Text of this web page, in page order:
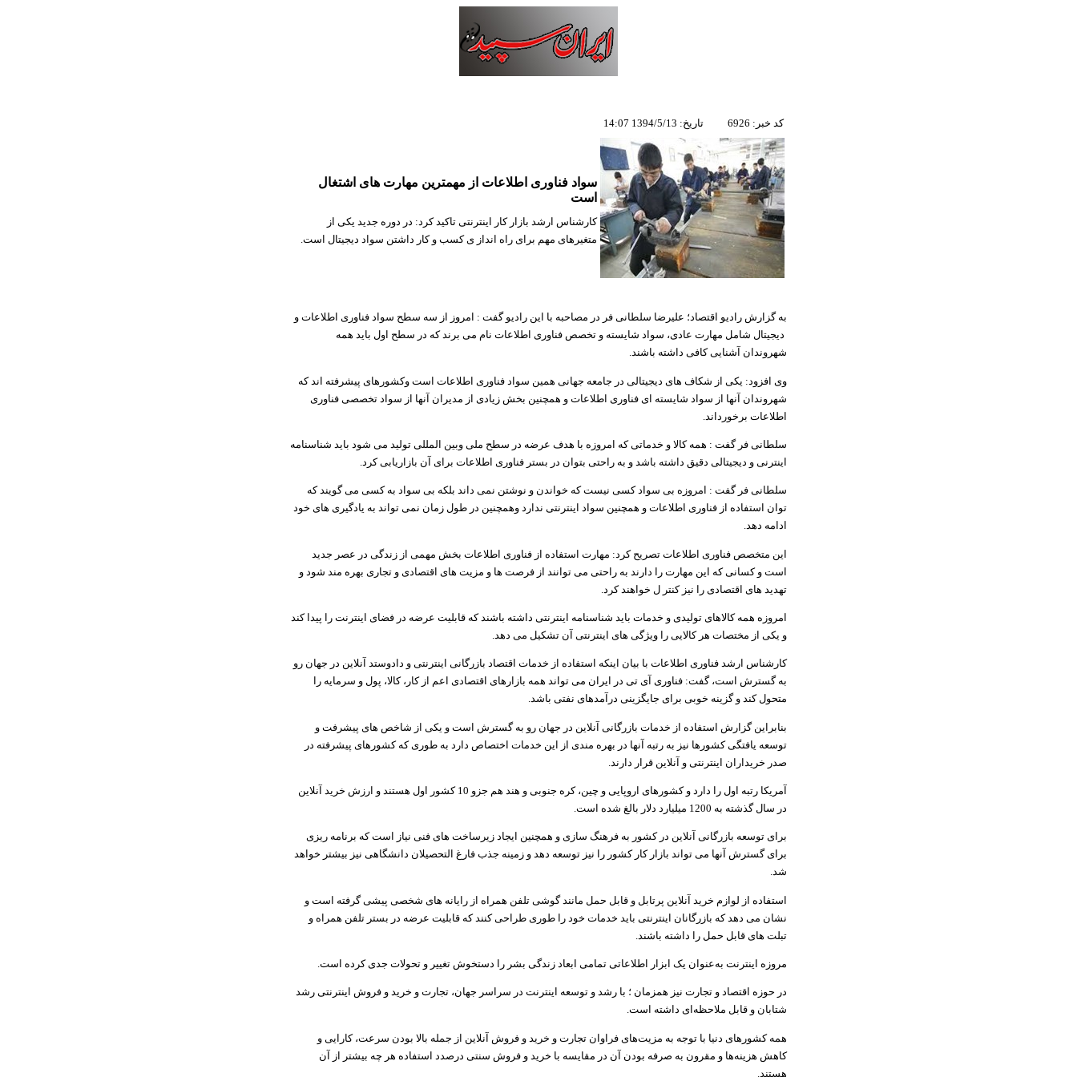
کد خبر: 6926 تاریخ: 1394/5/13 14:07
سواد فناوری اطلاعات از مهمترین مهارت های اشتغال
است
کارشناس ارشد بازار کار اینترنتی تاکید کرد: در دوره جدید یکی از
متغیرهای مهم برای راه انداز ی کسب و کار داشتن سواد دیجیتال است.
به گزارش رادیو اقتصاد؛ علیرضا سلطانی فر در مصاحبه با این رادیو گفت : ‌امروز از سه سطح سواد فناوری اطلاعات و
دیجیتال شامل مهارت عادی‌، سواد شایسته و تخصص فناوری اطلاعات نام می برند که در سطح اول باید همه
شهروندان آشنایی کافی داشته باشند.
وی افزود: یکی از شکاف های دیجیتالی در جامعه جهانی همین سواد فناوری اطلاعات است وکشورهای پیشرفته اند که
شهروندان آنها از سواد شایسته ای فناوری اطلاعات و همچنین بخش زیادی از مدیران آنها از سواد تخصصی فناوری
اطلاعات برخورداند
سلطانی فر گفت : همه کالا و خدماتی که امروزه با هدف عرضه در سطح ملی وبین المللی تولید می شود باید شناسنامه
اینترنی و دیجیتالی دقیق داشته باشد و به راحتی بتوان در بستر فناوری اطلاعات برای آن بازاریابی کرد
سلطانی فر گفت : امروزه بی سواد کسی نیست که خواندن و نوشتن نمی داند بلکه بی سواد به کسی می گویند که
توان استفاده از فناوری اطلاعات و همچنین سواد اینترنتی ندارد وهمچنین در طول زمان نمی تواند به یادگیری های خود
ادامه دهد.
این متخصص فناوری اطلاعات تصریح کرد: مهارت استفاده از فناوری اطلاعات بخش مهمی از زندگی در عصر جدید
است و کسانی که این مهارت را دارند به راحتی می توانند از فرصت ها و مزیت های اقتصادی و تجاری بهره مند شود و
تهدید های اقتصادی را نیز کنتر ل خواهند کرد
امروزه همه کالاهای تولیدی و خدمات باید شناسنامه اینترنتی داشته باشند که قابلیت عرضه در فضای اینترنت را پیدا کند
و یکی از مختصات هر کالایی را ویژگی های اینترنتی آن تشکیل می دهد
کارشناس ارشد فناوری اطلاعات با بیان اینکه استفاده از خدمات اقتصاد بازرگانی اینترنتی و دادوستد آنلاین در جهان رو
به گسترش است، گفت: فناوری آی تی در ایران می تواند همه بازارهای اقتصادی اعم از کار، کالا، پول و سرمایه را
متحول کند و گزینه خوبی برای جایگزینی درآمدهای نفتی باشد.
بنابراین گزارش استفاده از خدمات بازرگانی آنلاین در جهان رو به گسترش است و یکی از شاخص های پیشرفت و
توسعه یافتگی کشورها نیز به رتبه آنها در بهره مندی از این خدمات اختصاص دارد به طوری که کشورهای پیشرفته در
صدر خریداران اینترنتی و آنلاین قرار دارند
آمریکا رتبه اول را دارد و کشورهای اروپایی و چین، کره جنوبی و هند هم جزو 10 کشور اول هستند و ارزش خرید آنلاین
در سال گذشته به 1200 میلیارد دلار بالغ شده است
برای توسعه بازرگانی آنلاین در کشور به فرهنگ سازی و همچنین ایجاد زیرساخت های فنی نیاز است که برنامه ریزی
برای گسترش آنها می تواند بازار کار کشور را نیز توسعه دهد و زمینه جذب فارغ التحصیلان دانشگاهی نیز بیشتر خواهد
شد.
استفاده از لوازم خرید آنلاین پرتابل و قابل حمل مانند گوشی تلفن همراه از رایانه های شخصی پیشی گرفته است و
نشان می دهد که بازرگانان اینترنتی باید خدمات خود را طوری طراحی کنند که قابلیت عرضه در بستر تلفن همراه و
تبلت های قابل حمل را داشته باشند
مروزه اینترنت به‌عنوان یک ابزار اطلاعاتی تمامی ابعاد زندگی بشر را دستخوش تغییر و تحولات جدی کرده است
در حوزه اقتصاد و تجارت نیز همزمان ؛ با رشد و توسعه اینترنت در سراسر جهان، تجارت و خرید و فروش اینترنتی رشد
شتابان و قابل ملاحظه‌ای داشته است.
همه کشورهای دنیا با توجه به مزیت‌های فراوان تجارت و خرید و فروش آنلاین از جمله بالا بودن سرعت، کارایی و
کاهش هزینه‌ها و مقرون به صرفه بودن آن در مقایسه با خرید و فروش سنتی درصدد استفاده هر چه بیشتر از آن
هستند